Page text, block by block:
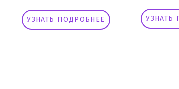
УЗНАТЬ ПОДРОБНЕЕ УЗНАТЬ